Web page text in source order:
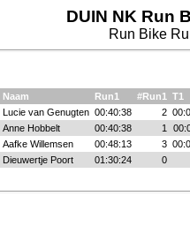
DUIN NK Run
Run Bike
Naam Run1 #Run1
T1
Lucie van Genugten 00:40:38 2
Anne Hobbelt 00:40:38 1
Aafke Willemsen 00:48:13 3
Dieuwertje Poort 01:30:24 0